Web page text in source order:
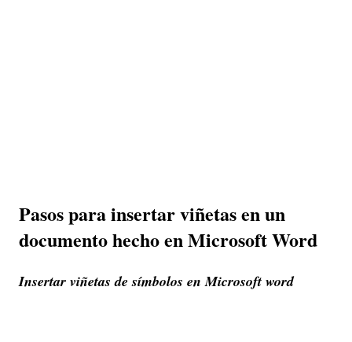
Pasos para insertar viñetas en un
documento hecho en Microsoft Word
Insertar viñetas de símbolos en Microsoft word